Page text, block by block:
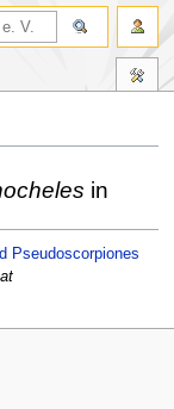
in
Pseudoscorpiones